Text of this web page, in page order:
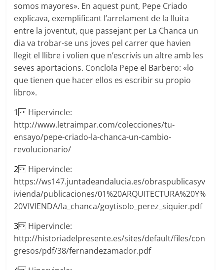
somos mayores». En aquest punt, Pepe Criado
explicava, exemplificant l’arrelament de la lluita
entre la joventut, que passejant per La Chanca un
dia va trobar-se uns joves pel carrer que havien
llegit el llibre i volien que n’escrivís un altre amb les
seves aportacions. Concloïa Pepe el Barbero: «lo
que tienen que hacer ellos es escribir su propio
libro».
1 Hipervincle:
http://www.letraimpar.com/colecciones/tu-
ensayo/pepe-criado-la-chanca-un-cambio-
revolucionario/
2 Hipervincle:
https://ws147.juntadeandalucia.es/obraspublicasyv
ivienda/publicaciones/01%20ARQUITECTURA%20Y%
20VIVIENDA/la_chanca/goytisolo_perez_siquier.pdf
3 Hipervincle:
http://historiadelpresente.es/sites/default/files/con
gresos/pdf/38/fernandezamador.pdf